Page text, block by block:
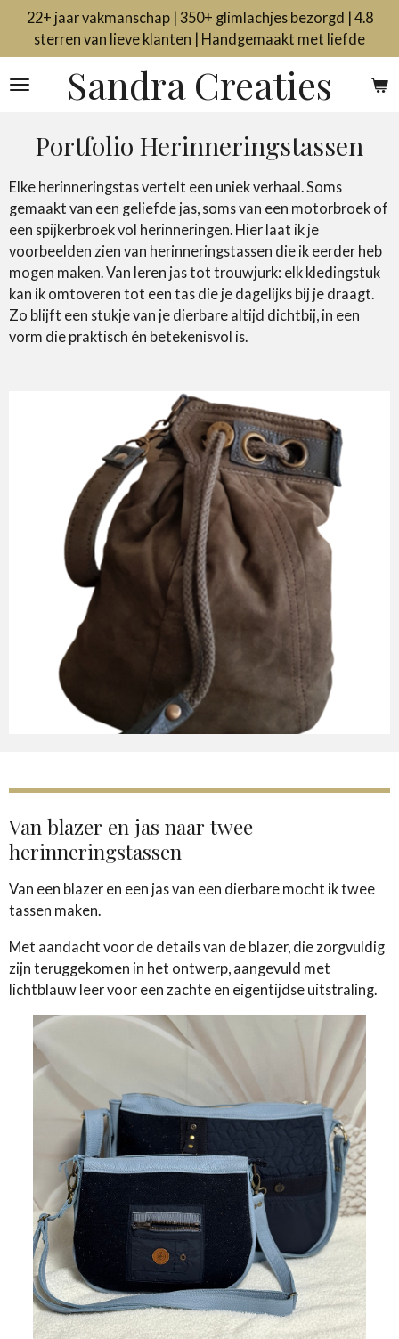
direct
naar
de
hoofdinhoudSandra Creaties
22+ jaar vakmanschap | 350+ glimlachjes bezorgd | 4.8
sterren van lieve klanten | Handgemaakt met liefde
Portfolio Herinneringstassen
Elke herinneringstas vertelt een uniek verhaal. Soms
gemaakt van een geliefde jas, soms van een motorbroek of
een spijkerbroek vol herinneringen. Hier laat ik je
voorbeelden zien van herinneringstassen die ik eerder heb
mogen maken. Van leren jas tot trouwjurk: elk kledingstuk
kan ik omtoveren tot een tas die je dagelijks bij je draagt.
Zo blijft een stukje van je dierbare altijd dichtbij, in een
vorm die praktisch én betekenisvol is.
Van blazer en jas naar twee
herinneringstassen
Van een blazer en een jas van een dierbare mocht ik twee
tassen maken.
Met aandacht voor de details van de blazer, die zorgvuldig
zijn teruggekomen in het ontwerp, aangevuld met
lichtblauw leer voor een zachte en eigentijdse uitstraling.